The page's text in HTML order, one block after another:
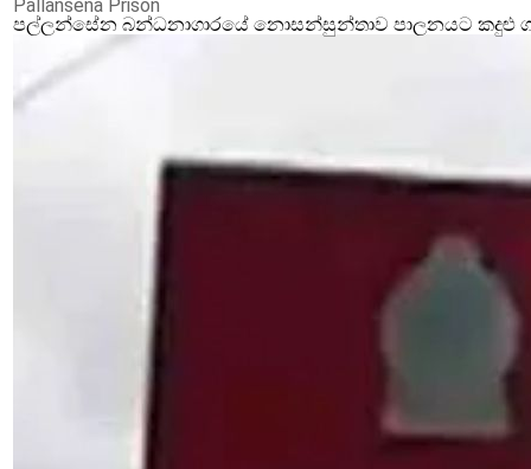
Pallansena Prison
පල්ලන්සේන බන්ධනාගාරයේ නොසන්සුන්තාව පාලනයට කදුළු